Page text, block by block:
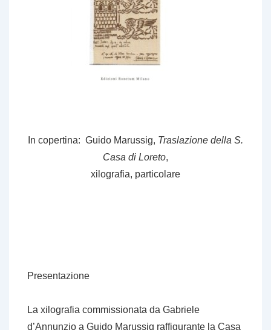
In copertina: Guido Marussig, Traslazione della S.
Casa di Loreto,
xilografia, particolare
Presentazione
La xilografia commissionata da Gabriele
d’Annunzio a Guido Marussig raffigurante la Casa